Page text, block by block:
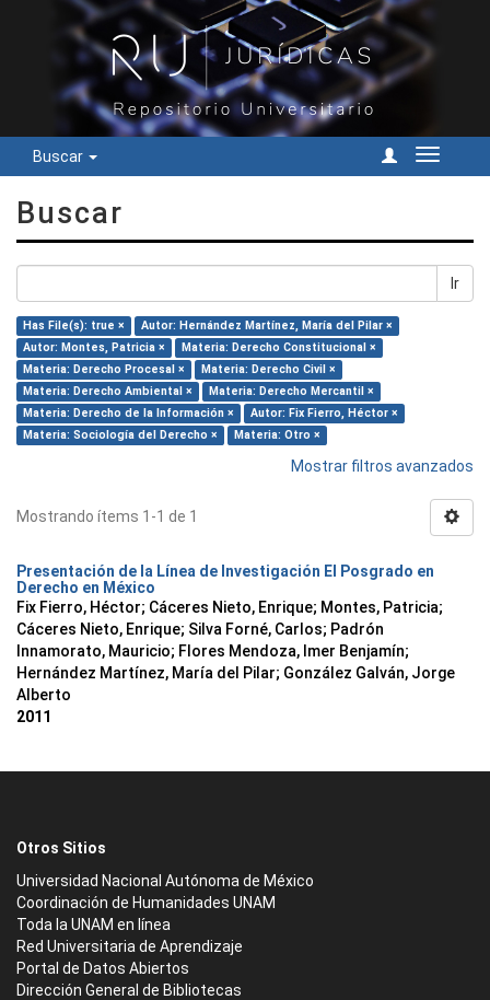
Buscar
Cambiar
Buscar
Ir
Has File(s): true ×
Autor: Hernández Martínez, María del Pilar ×
Autor: Montes, Patricia ×
Materia: Derecho Constitucional ×
Materia: Derecho Procesal ×
Materia: Derecho Civil ×
Materia: Derecho Ambiental ×
Materia: Derecho Mercantil ×
Materia: Derecho de la Información ×
Autor: Fix Fierro, Héctor ×
Materia: Sociología del Derecho ×
Materia: Otro ×
Mostrar filtros avanzados
Mostrando ítems 1-1 de 1
Presentación de la Línea de Investigación El Posgrado en
Derecho en México
Fix Fierro, Héctor; Cáceres Nieto, Enrique; Montes, Patricia;
Cáceres Nieto, Enrique; Silva Forné, Carlos; Padrón
Innamorato, Mauricio; Flores Mendoza, Imer Benjamín;
Hernández Martínez, María del Pilar; González Galván, Jorge
Alberto
2011
Otros Sitios
Universidad Nacional Autónoma de México
Coordinación de Humanidades UNAM
Toda la UNAM en línea
Red Universitaria de Aprendizaje
Portal de Datos Abiertos
Dirección General de Bibliotecas